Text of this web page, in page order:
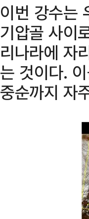
이번 강수는
기압골 사이
리나라에 자
는 것이다.
중순까지 자